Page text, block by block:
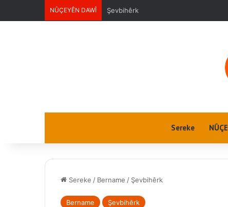
NÛÇEYÊN DAWÎ Ektwel jin
Sereke NÛÇE
Sereke / Bername / Şevbihêrk
Bername Şevbihêrk